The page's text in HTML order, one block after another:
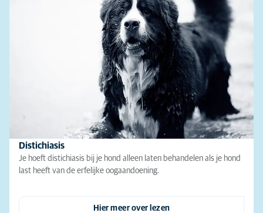
Distichiasis
Je hoeft distichiasis bij je hond alleen laten behandelen als je hond
last heeft van de erfelijke oogaandoening.
Hier meer over lezen